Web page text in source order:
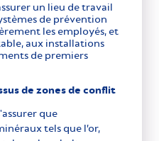
un lieu de travail
de prévention
les employés, et
aux installations
de premiers
de zones de conflit
que
tels que l’or,